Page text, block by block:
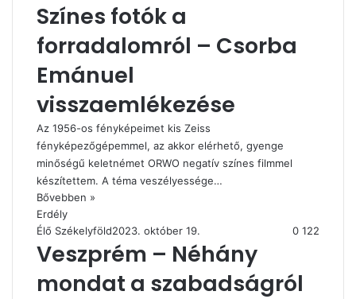
Színes fotók a
forradalomról – Csorba
Emánuel
visszaemlékezése
Az 1956-os fényképeimet kis Zeiss
fényképezőgépemmel, az akkor elérhető, gyenge
minőségű keletnémet ORWO negatív színes filmmel
készítettem. A téma veszélyessége…
Bővebben »
Erdély
Élő Székelyföld2023. október 19. 0 122
Veszprém – Néhány
mondat a szabadságról